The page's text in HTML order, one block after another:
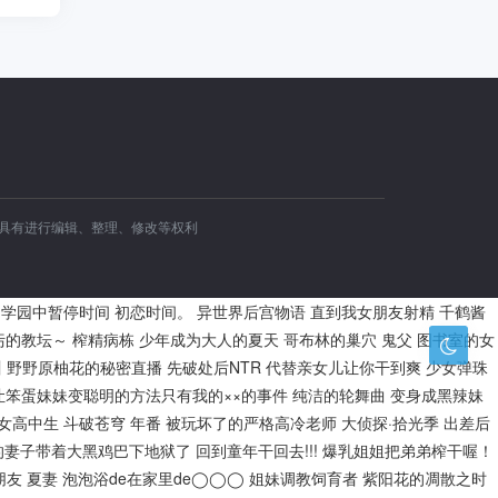
有进行编辑、整理、修改等权利
学园中暂停时间 初恋时间。 异世界后宫物语 直到我女朋友射精 千鹤酱
教坛～ 榨精病栋 少年成为大人的夏天 哥布林的巢穴 鬼父 图书室的女
野野原柚花的秘密直播 先破处后NTR 代替亲女儿让你干到爽 少女弹珠
笨蛋妹妹变聪明的方法只有我的××的事件 纯洁的轮舞曲 变身成黑辣妹
高中生 斗破苍穹 年番 被玩坏了的严格高冷老师 大侦探·拾光季 出差后
妻子带着大黑鸡巴下地狱了 回到童年干回去!!! 爆乳姐姐把弟弟榨干喔！
友 夏妻 泡泡浴de在家里de◯◯◯ 姐妹调教饲育者 紫阳花的凋散之时